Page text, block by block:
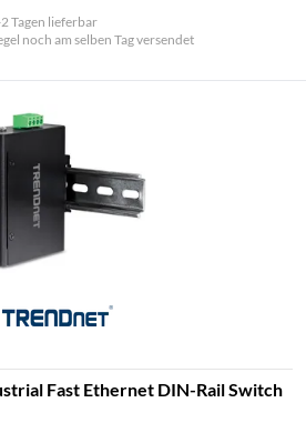
Tagen lieferbar
noch am selben Tag versendet
Fast Ethernet DIN-Rail Switch